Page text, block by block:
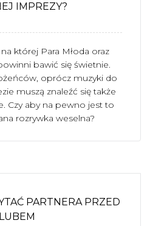
IMPREZY?
której Para Młoda oraz
bawić się świetnie.
oprócz muzyki do
muszą znaleźć się także
Czy aby na pewno jest to
rozrywka weselna?
PARTNERA PRZED